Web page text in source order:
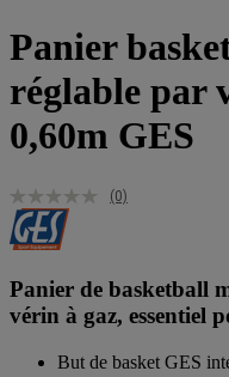
Panier
réglable par
0,60m GES
(0)
Panier de basketball
vérin à gaz, essentiel
But de basket GES